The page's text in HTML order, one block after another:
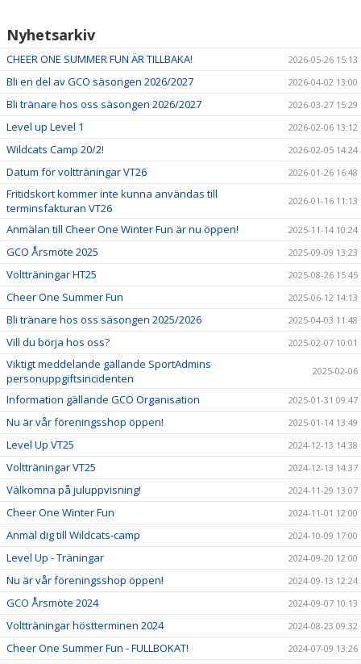
Nyhetsarkiv
CHEER ONE SUMMER FUN ÄR TILLBAKA! 2026-05-26 15:13
Bli en del av GCO säsongen 2026/2027 2026-04-02 13:00
Bli tränare hos oss säsongen 2026/2027 2026-03-27 15:29
Level up Level 1 2026-02-06 13:12
Wildcats Camp 20/2! 2026-02-05 14:24
Datum för voltträningar VT26 2026-01-26 16:48
Fritidskort kommer inte kunna användas till
terminsfakturan VT26
2026-01-16 11:13
Anmälan till Cheer One Winter Fun är nu öppen! 2025-11-14 10:24
GCO Årsmöte 2025 2025-09-09 13:23
Voltträningar HT25 2025-08-26 15:45
Cheer One Summer Fun 2025-06-12 14:13
Bli tränare hos oss säsongen 2025/2026 2025-04-03 11:48
Vill du börja hos oss? 2025-02-07 10:01
Viktigt meddelande gällande SportAdmins
personuppgiftsincidenten
2025-02-06
Information gällande GCO Organisation 2025-01-31 09:47
Nu är vår föreningsshop öppen! 2025-01-14 13:49
Level Up VT25 2024-12-13 14:38
Voltträningar VT25 2024-12-13 14:37
Välkomna på juluppvisning! 2024-11-29 13:07
Cheer One Winter Fun 2024-11-01 12:00
Anmäl dig till Wildcats-camp 2024-10-09 17:00
Level Up - Träningar 2024-09-20 12:00
Nu är vår föreningsshop öppen! 2024-09-13 12:24
GCO Årsmöte 2024 2024-09-07 10:13
Voltträningar höstterminen 2024 2024-08-23 09:32
Cheer One Summer Fun - FULLBOKAT! 2024-07-09 13:26